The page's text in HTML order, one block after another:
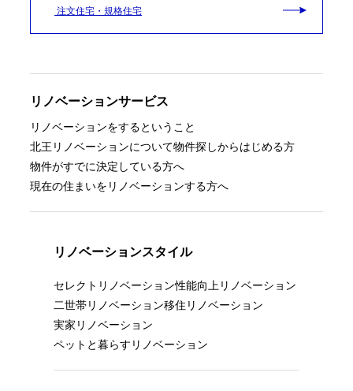
注文住宅・規格住宅
リノベーションサービス
リノベーションをするということ
北王リノベーションについて物件探しからはじめる方
物件がすでに決定している方へ
現在の住まいをリノベーションする方へ
リノベーションスタイル
セレクトリノベーション性能向上リノベーション
二世帯リノベーション移住リノベーション
実家リノベーション
ペットと暮らすリノベーション